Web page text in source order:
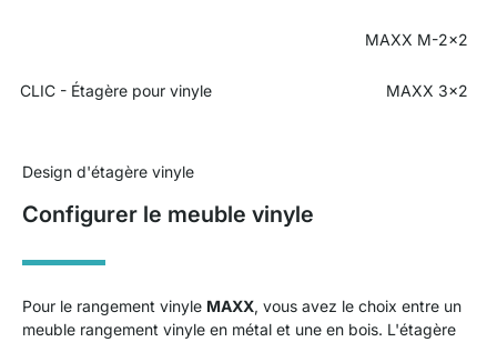
MAXX M-2x2
CLIC - Étagère pour vinyle MAXX 3x2
Design d'étagère vinyle
Configurer le meuble vinyle
Pour le rangement vinyle MAXX, vous avez le choix entre un
meuble rangement vinyle en métal et une en bois. L'étagère